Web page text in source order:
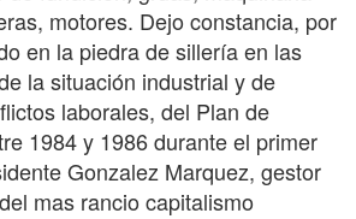
motores. Dejo constancia, por
en la piedra de sillería en las
la situación industrial y de
laborales, del Plan de
1984 y 1986 durante el primer
Gonzalez Marquez, gestor
mas rancio capitalismo